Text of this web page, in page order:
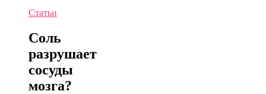
Статьи
Соль
разрушает
сосуды
мозга?